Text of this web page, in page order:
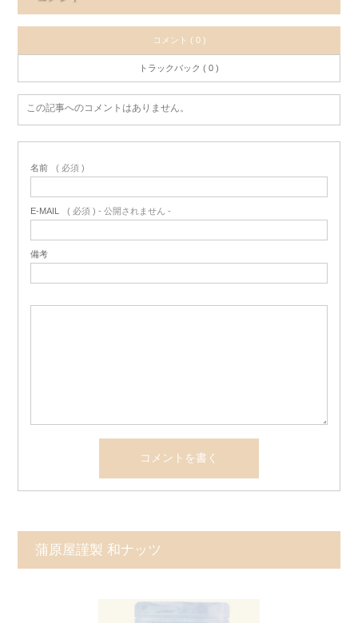
コメント ( 0 )
トラックバック ( 0 )
この記事へのコメントはありません。
名前 ( 必須 )
E-MAIL ( 必須 ) - 公開されません -
備考
蒲原屋謹製 和ナッツ